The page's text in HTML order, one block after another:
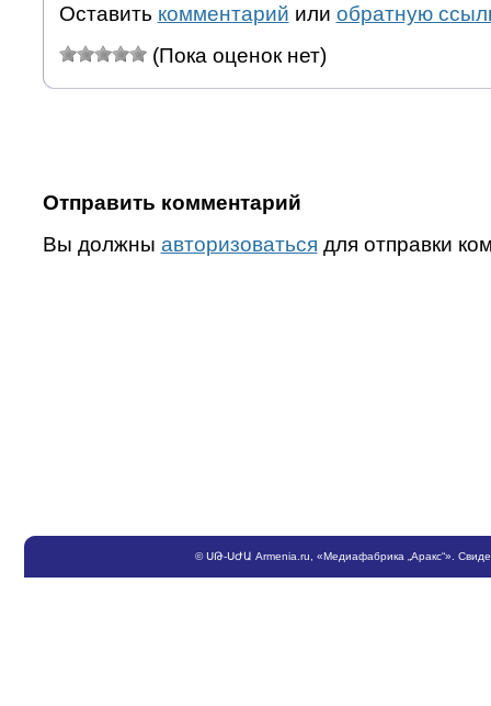
Оставить комментарий или обратную
(Пока оценок нет)
Отправить комментарий
Вы должны авторизоваться для отправки
©ՍԹ-ՍԺԱ Armenia.ru , «Медиафабрика „Аракс“».